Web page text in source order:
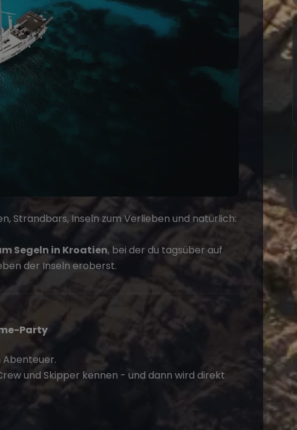
Strandbars, Inseln zum Verlieben und natürlich:
Segeln in Kroatien, bei der du tagsüber auf
der Inseln eroberst.
Party
und Skipper kennen - und dann wird direkt